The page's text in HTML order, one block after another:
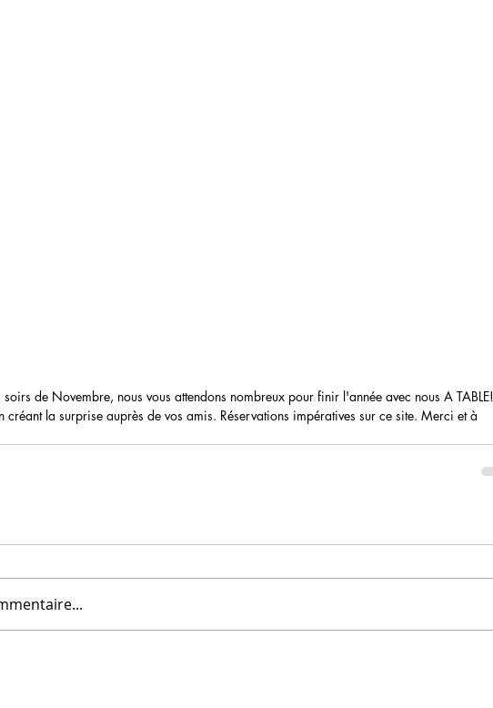
soirs de Novembre, nous vous attendons nombreux pour finir l'année avec nous A TABLE!
créant la surprise auprès de vos amis. Réservations impératives sur ce site. Merci et à